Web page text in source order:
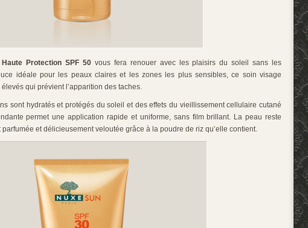
Protection SPF 50 vous fera renouer avec les plaisirs du soleil sans les
idéale pour les peaux claires et les zones les plus sensibles, ce soin visage
qui prévient l’apparition des taches.
sont hydratés et protégés du soleil et des effets du vieillissement cellulaire cutané
permet une application rapide et uniforme, sans film brillant. La peau reste
et délicieusement veloutée grâce à la poudre de riz qu’elle contient.